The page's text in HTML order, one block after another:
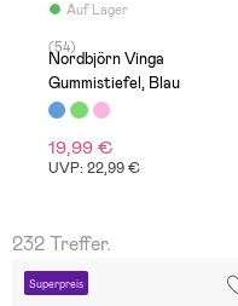
Auf Lager
(54)
Nordbjörn Vinga
Gummistiefel, Blau
19,99 €
UVP: 22,99 €
232 Treffer.
Superpreis